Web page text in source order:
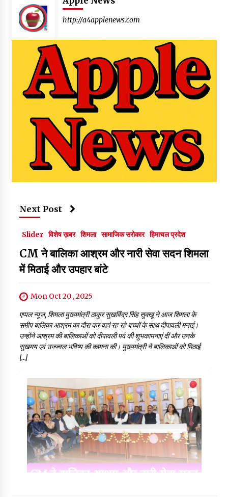
http://a4applenews.com
Next Post
Slider विशेष ख़बर शिमला सामाजिक सरोकार हिमाचल प्रदेश
CM ने बालिका आश्रम और नारी सेवा सदन शिमला
में मिठाई और उपहार बांटे
Mon Oct 20 , 2025
एप्पल न्यूज, शिमला मुख्यमंत्री ठाकुर सुखविंद्र सिंह सुक्खू ने आज शिमला के
समीप बालिका आश्रम का दौरा कर वहां रह रहे बच्चों के साथ दीपावली मनाई।
उन्होंने आश्रम की बालिकाओं को दीपावली पर्व की शुभकामनाएं दीं और उनके
सुखमय एवं उज्ज्वल भविष्य की कामना की। मुख्यमंत्री ने बालिकाओं को मिठाई
[…]